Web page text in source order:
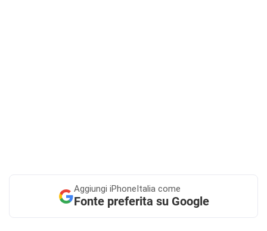
Aggiungi iPhoneItalia come
Fonte preferita su Google